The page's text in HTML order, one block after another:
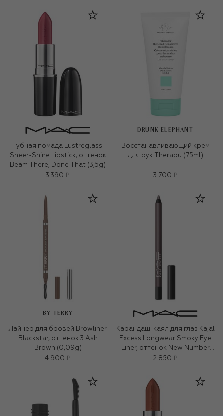
Губная помада Lustreglass
Sheer-Shine Lipstick, оттенок
Beam There, Done That (3,5g)
3 390 ₽
DRUNK ELEPHANT
Восстанавливающий крем
для рук Therabu (75ml)
3 700 ₽
BY TERRY
Лайнер для бровей Browliner
Blackstar, оттенок 3 Ash
Brown (0,09g)
4 900 ₽
Карандаш-каял для глаз Kajal
Excess Longwear Smoky Eye
Liner, оттенок New Number
(1,2g)
2 850 ₽